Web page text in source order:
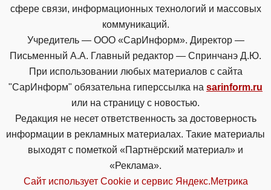
сфере связи, информационных технологий и массовых
коммуникаций.
Учредитель — ООО «СарИнформ». Директор —
Письменный А.А. Главный редактор — Спринчанэ Д.Ю.
При использовании любых материалов с сайта
"СарИнформ" обязательна гиперссылка на sarinform.ru
или на страницу с новостью.
Редакция не несет ответственность за достоверность
информации в рекламных материалах. Такие материалы
выходят с пометкой «Партнёрский материал» и
«Реклама».
Сайт использует Cookie и сервиc Яндекс.Метрика